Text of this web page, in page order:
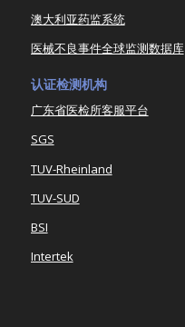
澳大利亚药监系统
医械不良事件全球监测数据库
认证检测机构
广东省医检所客服平台
SGS
TUV-Rheinland
TUV-SUD
BSI
Intertek